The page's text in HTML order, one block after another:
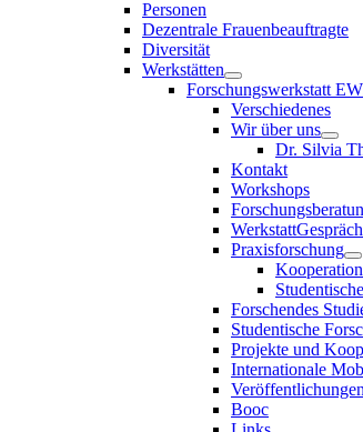
Personen
Dezentrale Frauenbeauftragte
Diversität
Werkstätten
Forschungswerkstatt EW
Verschiedenes
Wir über uns
Dr. Silvia
Kontakt
Workshops
Praxisforschung
Forschendes
Studentische
Projekte und
Internationale
Veröffentlichungen
Booc